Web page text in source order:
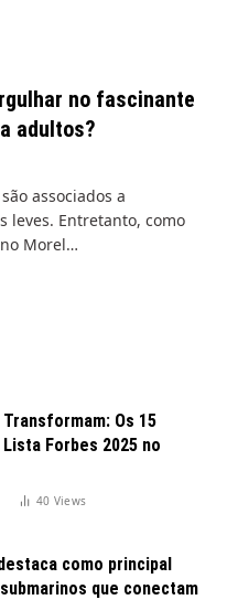
no fascinante
adultos?
associados a
leves. Entretanto, como
Morel…
Os 15
Forbes 2025 no
40 Views
como principal
que conectam